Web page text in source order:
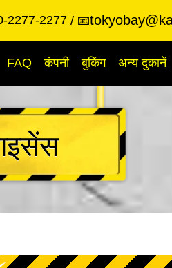
2277-2277 📧
FAQ कंपनी बुकिंग अन्य दुकानें